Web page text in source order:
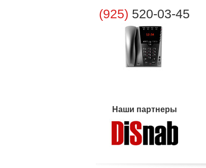
(925) 520-03-45
Наши партнеры